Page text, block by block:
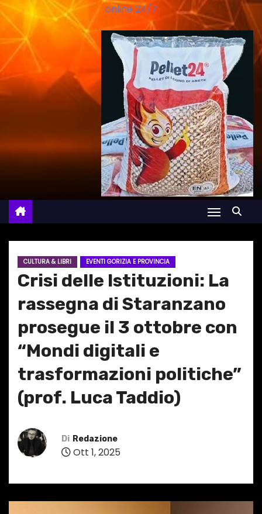
online 24/7
CULTURA & LIBRI EVENTI GORIZIA E PROVINCIA
Crisi delle Istituzioni: La
rassegna di Staranzano
prosegue il 3 ottobre con
“Mondi digitali e
trasformazioni politiche”
(prof. Luca Taddio)
Di Redazione
Ott 1, 2025